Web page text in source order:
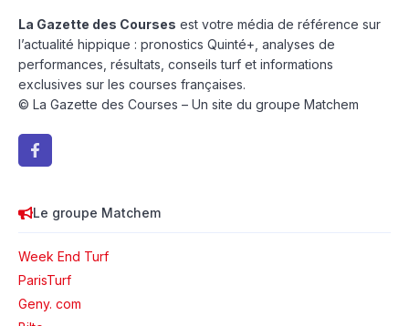
La Gazette des Courses est votre média de référence sur
l’actualité hippique : pronostics Quinté+, analyses de
performances, résultats, conseils turf et informations
exclusives sur les courses françaises.
© La Gazette des Courses – Un site du groupe Matchem
Le groupe Matchem
Week End Turf
ParisTurf
Geny. com